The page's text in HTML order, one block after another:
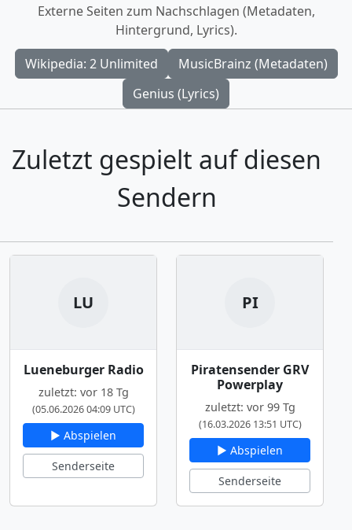
Externe Seiten zum Nachschlagen (Metadaten,
Hintergrund, Lyrics).
Wikipedia: 2 Unlimited
MusicBrainz (Metadaten)
Genius (Lyrics)
Zuletzt gespielt auf diesen
Sendern
LU
Lueneburger Radio
zuletzt: vor 18 Tg
(05.06.2026 04:09 UTC)
▶ Abspielen
Senderseite
PI
Piratensender GRV
Powerplay
zuletzt: vor 99 Tg
(16.03.2026 13:51 UTC)
▶ Abspielen
Senderseite